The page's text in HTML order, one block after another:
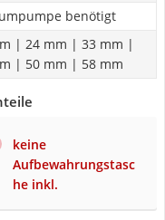
benötigt
| 24 mm | 33 mm |
| 50 mm | 58 mm
keine
Aufbewahrungstasc
he inkl.